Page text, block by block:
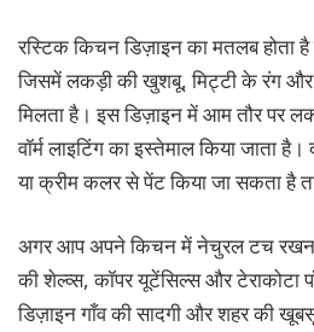
रस्टिक किचन डिज़ाइन का मतलब
जिसमें लकड़ी की खुशबू, मिट्टी के रंग
मिलता है। इस डिज़ाइन में आम तौर पर
वॉर्म लाइटिंग का इस्तेमाल किया जाता
या क्रीम कलर से पेंट किया जा सकता है
अगर आप अपने किचन में नेचुरल टच
की शेल्व्स, कॉपर यूटेंसिल्स और टेराकोटा
डिज़ाइन गाँव की सादगी और शहर की